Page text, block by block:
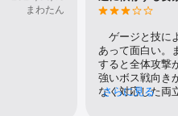
よし、
間経過で行動ゲージが増加して
まわたん
ゲージと技に
あって面白い。
すると全体攻撃
強いボス戦向き
なく対応した両
さらに見る